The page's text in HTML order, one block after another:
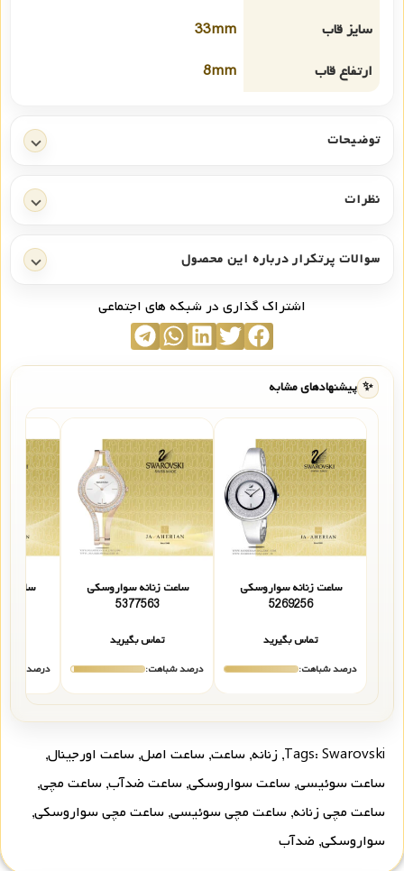
سایز قاب
33mm
ارتفاع قاب
8mm
توضیحات
نظرات
سوالات پرتکرار درباره این محصول
اشتراک گذاری در شبکه های اجتماعی
✨ پیشنهادهای مشابه
ساعت زنانه سواروسکی
5269256
تماس بگیرید
درصد شباهت:
ساعت زنانه سواروسکی
5377563
تماس بگیرید
درصد شباهت:
ساعت
درصد
Tags: Swarovski
, زنانه, ساعت, ساعت اصل, ساعت اورجینال,
ساعت سوئیسی, ساعت سواروسکی, ساعت ضدآب, ساعت مچی,
ساعت مچی زنانه, ساعت مچی سوئیسی, ساعت مچی سواروسکی,
سواروسکی, ضدآب